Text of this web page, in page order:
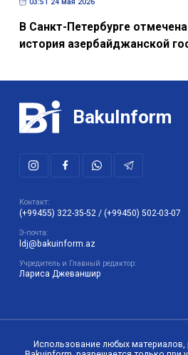
03:51 24 мая 2026
В Санкт-Петербурге
история азербайджанской
BakuInform
Контакт:
(+99455) 322-35-52/ (+99450) 502-03-07
Э-почта:
ldj@bakuinform.az
Учредитель и Главный редактор:
Лариса Джеваншир
Использование любых